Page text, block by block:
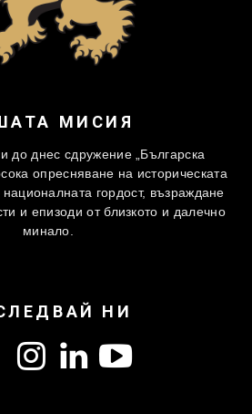
МИСИЯ
до днес сдружение „Българска
опресняване на историческата
гордост, възраждане
и епизоди от близкото и далечно
минало.
НИ